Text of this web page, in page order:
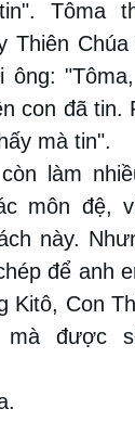
Tôma
Thiên
ông:
con đã tin.
mà tin".
làm
môn đệ,
này.
để anh
Kitô, Con
được